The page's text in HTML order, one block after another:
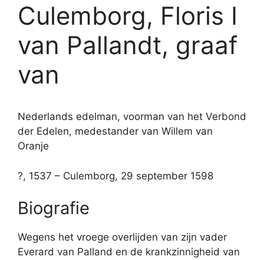
Culemborg, Floris I
van Pallandt, graaf
van
Nederlands edelman, voorman van het Verbond
der Edelen, medestander van Willem van
Oranje
?, 1537 – Culemborg, 29 september 1598
Biografie
Wegens het vroege overlijden van zijn vader
Everard van Palland en de krankzinnigheid van